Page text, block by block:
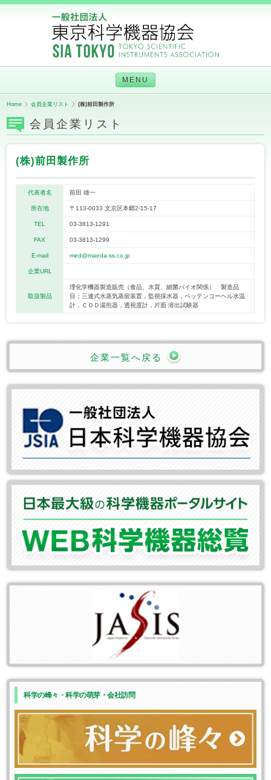
MENU
Home 会員企業リスト (株)前田製作所
会員企業リスト
(株)前田製作所
代表者名 前田 雄一
所在地 〒113-0033 文京区本郷2-15-17
TEL 03-3813-1291
FAX 03-3813-1299
E-mail med@maeda-ss.co.jp
企業URL
取扱製品
理化学機器製造販売（食品、水質、細菌バイオ関係） 製造品
目；三連式水蒸気蒸留装置，監視採水器，ペッテンコーヘル水温
計，ＣＯＤ湯煎器，透視度計，片面 溶出試験器
企業一覧へ戻る
科学の峰々・科学の萌芽・会社訪問